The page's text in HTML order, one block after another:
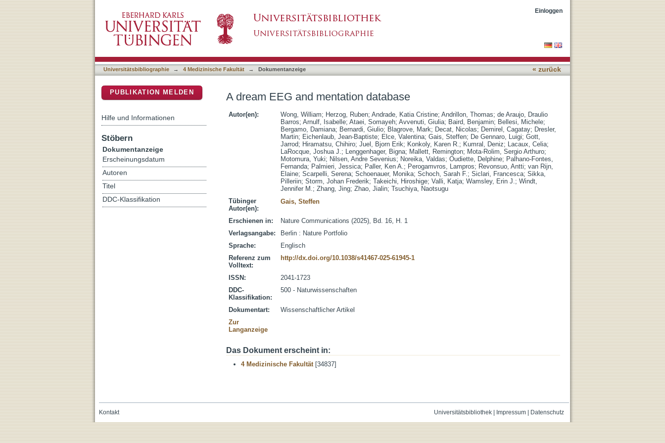
Einloggen
Universitätsbibliographie → 4 Medizinische Fakultät → Dokumentanzeige « zurück
A dream EEG and mentation database
Autor(en): Wong, William; Herzog, Ruben; Andrade, Katia Cristine; Andrillon, Thomas; de Araujo, Draulio
Barros; Arnulf, Isabelle; Ataei, Somayeh; Avvenuti, Giulia; Baird, Benjamin; Bellesi, Michele;
Bergamo, Damiana; Bernardi, Giulio; Blagrove, Mark; Decat, Nicolas; Demirel, Cagatay; Dresler,
Martin; Eichenlaub, Jean-Baptiste; Elce, Valentina; Gais, Steffen; De Gennaro, Luigi; Gott,
Jarrod; Hiramatsu, Chihiro; Juel, Bjorn Erik; Konkoly, Karen R.; Kumral, Deniz; Lacaux, Celia;
LaRocque, Joshua J.; Lenggenhager, Bigna; Mallett, Remington; Mota-Rolim, Sergio Arthuro;
Motomura, Yuki; Nilsen, Andre Sevenius; Noreika, Valdas; Oudiette, Delphine; Palhano-Fontes,
Fernanda; Palmieri, Jessica; Paller, Ken A.; Perogamvros, Lampros; Revonsuo, Antti; van Rijn,
Elaine; Scarpelli, Serena; Schoenauer, Monika; Schoch, Sarah F.; Siclari, Francesca; Sikka,
Pilleriin; Storm, Johan Frederik; Takeichi, Hiroshige; Valli, Katja; Wamsley, Erin J.; Windt,
Jennifer M.; Zhang, Jing; Zhao, Jialin; Tsuchiya, Naotsugu
Tübinger
Autor(en):
Gais, Steffen
Erschienen in:
Nature Communications (2025), Bd. 16, H. 1
Verlagsangabe:
Berlin : Nature Portfolio
Sprache:
Englisch
Referenz zum
Volltext:
http://dx.doi.org/10.1038/s41467-025-61945-1
ISSN:
2041-1723
DDC-
Klassifikation:
500 - Naturwissenschaften
Dokumentart:
Wissenschaftlicher Artikel
Zur
Langanzeige
Das Dokument erscheint in:
4 Medizinische Fakultät[34837]
PUBLIKATION MELDEN
Hilfe und Informationen
Stöbern
Dokumentanzeige
Erscheinungsdatum
Autoren
Titel
DDC-Klassifikation
Universitätsbibliothek| Impressum| Datenschutz
Kontakt